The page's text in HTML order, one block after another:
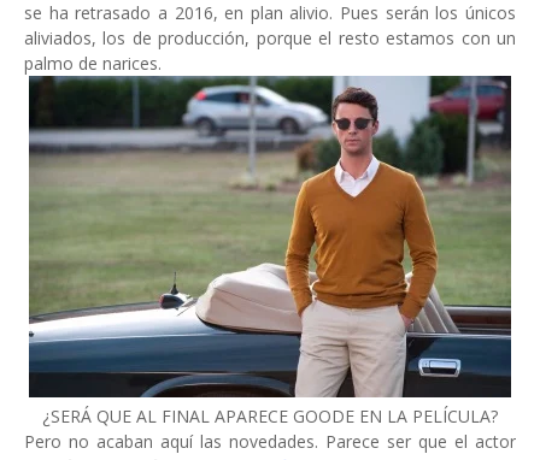
se ha retrasado a 2016, en plan alivio. Pues serán los únicos
aliviados, los de producción, porque el resto estamos con un
palmo de narices.
¿SERÁ QUE AL FINAL APARECE GOODE EN LA PELÍCULA?
Pero no acaban aquí las novedades. Parece ser que el actor